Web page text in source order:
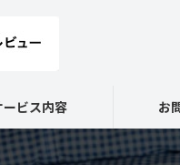
ービス内容 お